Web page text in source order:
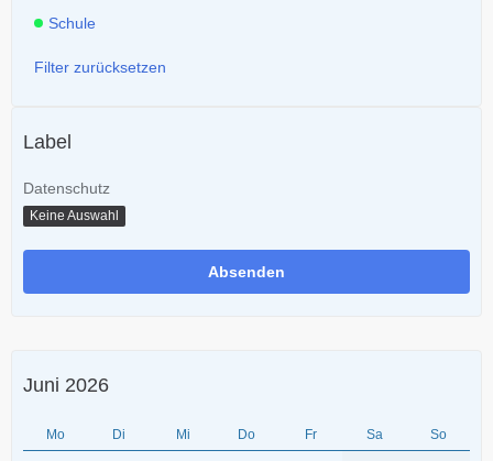
Schule
Filter zurücksetzen
Label
Datenschutz
Keine Auswahl
Juni 2026
Mo Di Mi Do Fr Sa So